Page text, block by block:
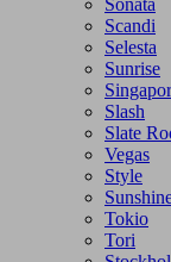
Scandi
Selesta
Sunrise
Slash
Slate
Vegas
Style
Tokio
Tori